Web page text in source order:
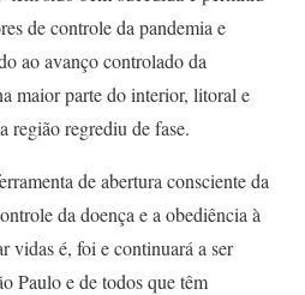
de controle da pandemia e
ao avanço controlado da
maior parte do interior, litoral e
região regrediu de fase.
de abertura consciente da
da doença e a obediência à
vidas é, foi e continuará a ser
Paulo e de todos que têm